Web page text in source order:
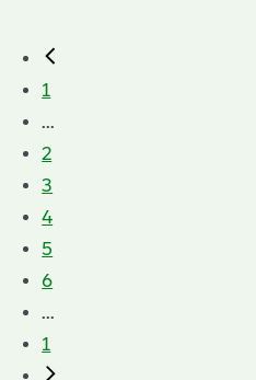
1
...
2
3
4
5
6
...
1